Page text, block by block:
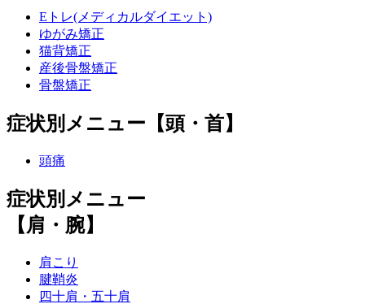
Eトレ(メディカルダイエット)
ゆがみ矯正
猫背矯正
産後骨盤矯正
骨盤矯正
症状別メニュー【頭・首】
頭痛
症状別メニュー
【肩・腕】
肩こり
腱鞘炎
四十肩・五十肩